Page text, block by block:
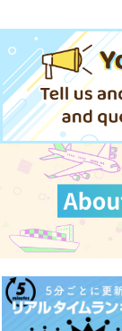
サンプル
作品詳細
にゃんの愛が重たい
ゃんちょぎアンソロジ